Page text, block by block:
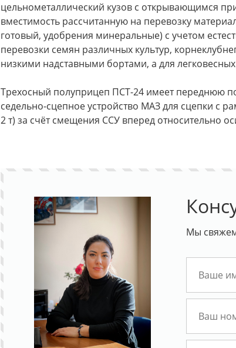
цельнометаллический кузов с открывающимся
вместимость рассчитанную на перевозку
готовый, удобрения минеральные) с учетом
перевозки семян различных культур,
низкими надставными бортами, а для
Трехосный полуприцеп ПСТ-24 имеет переднюю
седельно-сцепное устройство МАЗ для сцепки с
2 т) за счёт смещения ССУ вперед относительно
Мы